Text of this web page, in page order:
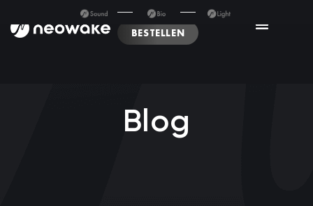
BESTELLEN
Blog